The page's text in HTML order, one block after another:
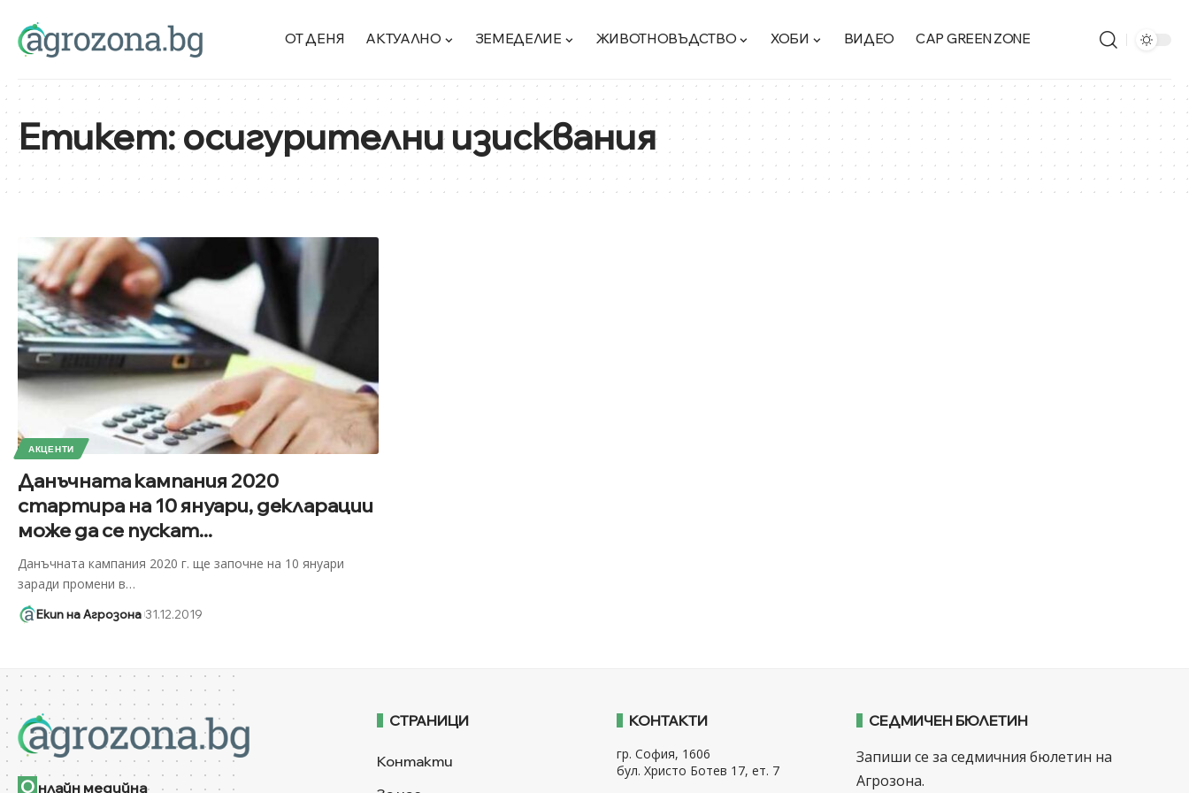
ОТ ДЕНЯ АКТУАЛНО ЗЕМЕДЕЛИЕ ЖИВОТНОВЪДСТВО ХОБИ ВИДЕО CAP GREEN ZONE
Етикет:осигурителни изисквания
АКЦЕНТИ
Данъчната кампания 2020
стартира на 10 януари, декларации
може да се пускат...
Данъчната кампания 2020 г. ще започне на 10 януари
заради промени в…
Екип на Агрозона 31.12.2019
О нлайн медийна
СТРАНИЦИ
Контакти
КОНТАКТИ
гр. София, 1606
бул. Христо Ботев 17, ет. 7
СЕДМИЧЕН БЮЛЕТИН
Запиши се за седмичния бюлетин на
Агрозона.